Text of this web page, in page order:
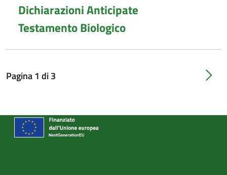
Dichiarazioni Anticipate
Testamento Biologico
Pagina1 di3